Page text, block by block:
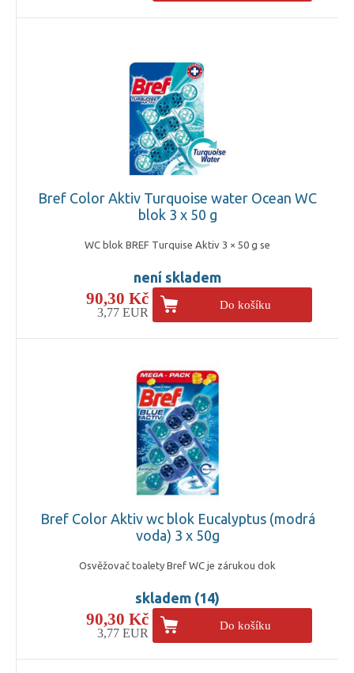
Bref Color Aktiv Turquoise water Ocean WC
blok 3 x 50 g
WC blok BREF Turquise Aktiv 3 × 50 g se
není skladem
90,30 Kč
3,77 EUR
Do košíku
Bref Color Aktiv wc blok Eucalyptus (modrá
voda) 3 x 50g
Osvěžovač toalety Bref WC je zárukou dok
skladem (14)
90,30 Kč
3,77 EUR
Do košíku